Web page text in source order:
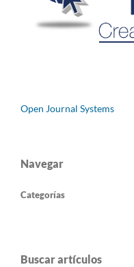
Open Journal Systems
Navegar
Categorías
Buscar artículos